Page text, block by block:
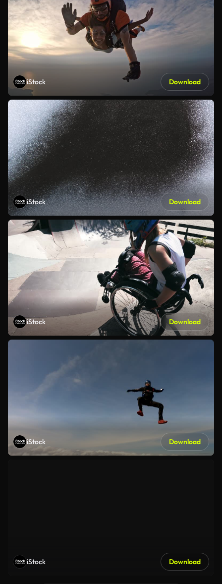
iStock Download
iStock Download
iStock Download
iStock Download
iStock Download